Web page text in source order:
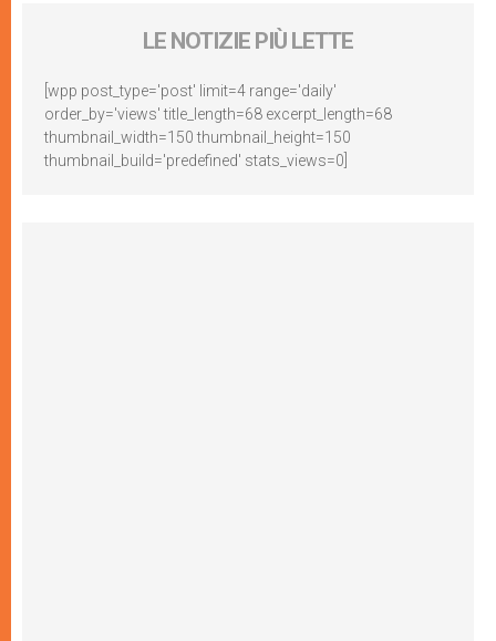
LE NOTIZIE PIÙ LETTE
[wpp post_type='post' limit=4 range='daily'
order_by='views' title_length=68 excerpt_length=68
thumbnail_width=150 thumbnail_height=150
thumbnail_build='predefined' stats_views=0]